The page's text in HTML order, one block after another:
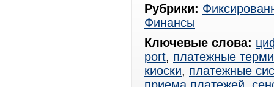
Рубрики:
Финансы
Ключевые слова:
port, платежные
киоски, платежные